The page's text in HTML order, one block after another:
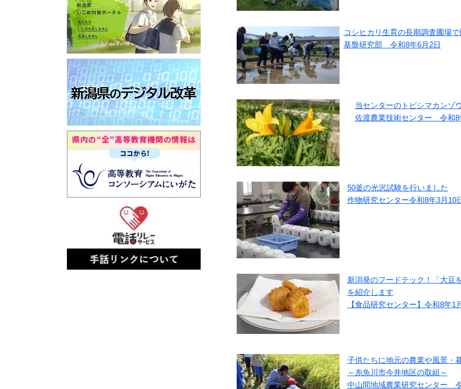
コシヒカリ生育の長期調査圃場
基盤研究部 令和8年6月2日
当センターのトビシマカンゾ
佐渡農業技術センター 令和8
50釜の光沢試験を行いました
作物研究センター令和8年3月10
新潟発のフードテック！「大豆
を紹介します
【食品研究センター】令和8年1
子供たちに地元の農業や風景・
～糸魚川市今井地区の取組～
中山間地域農業研究センター